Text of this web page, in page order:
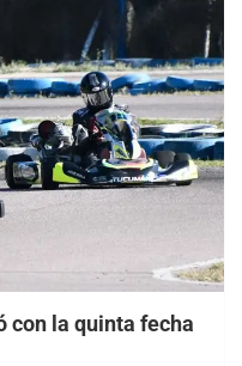
con la quinta fecha